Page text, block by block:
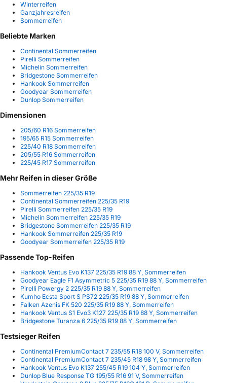
Winterreifen
Ganzjahresreifen
Sommerreifen
Beliebte Marken
Continental Sommerreifen
Pirelli Sommerreifen
Michelin Sommerreifen
Bridgestone Sommerreifen
Hankook Sommerreifen
Goodyear Sommerreifen
Dunlop Sommerreifen
Dimensionen
205/60 R16 Sommerreifen
195/65 R15 Sommerreifen
225/40 R18 Sommerreifen
205/55 R16 Sommerreifen
225/45 R17 Sommerreifen
Mehr Reifen in dieser Größe
Sommerreifen 225/35 R19
Continental Sommerreifen 225/35 R19
Pirelli Sommerreifen 225/35 R19
Michelin Sommerreifen 225/35 R19
Bridgestone Sommerreifen 225/35 R19
Hankook Sommerreifen 225/35 R19
Goodyear Sommerreifen 225/35 R19
Passende Top-Reifen
Hankook Ventus Evo K137 225/35 R19 88 Y, Sommerreifen
Goodyear Eagle F1 Asymmetric 5 225/35 R19 88 Y, Sommerreifen
Pirelli Powergy 2 225/35 R19 88 Y, Sommerreifen
Kumho Ecsta Sport S PS72 225/35 R19 88 Y, Sommerreifen
Falken Azenis FK 520 225/35 R19 88 Y, Sommerreifen
Hankook Ventus S1 Evo3 K127 225/35 R19 88 Y, Sommerreifen
Bridgestone Turanza 6 225/35 R19 88 Y, Sommerreifen
Testsieger Reifen
Continental PremiumContact 7 235/55 R18 100 V, Sommerreifen
Continental PremiumContact 7 235/45 R18 98 Y, Sommerreifen
Hankook Ventus Evo K137 255/45 R19 104 Y, Sommerreifen
Dunlop Blue Response TG 195/55 R16 91 V, Sommerreifen